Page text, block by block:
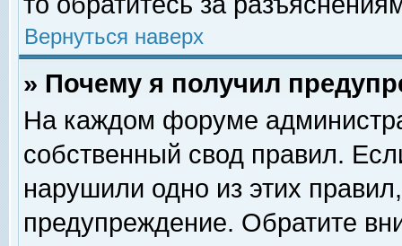
Вернуться наверх
» Почему я получил
На каждом форуме
собственный свод правил.
нарушили одно из этих
предупреждение. Обратите